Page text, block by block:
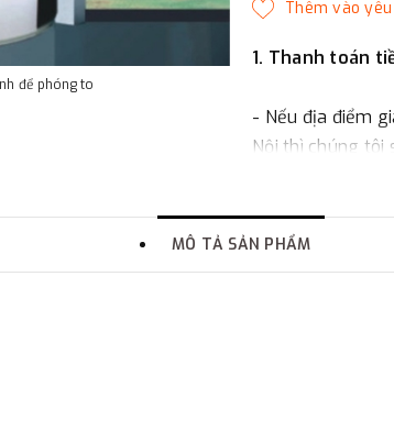
để phóng to
1. Thanh toán
- Nếu địa điểm
Nội thì chúng tôi
một phần giá trị
2. Thanh toán
MÔ TẢ SẢN PHẨM